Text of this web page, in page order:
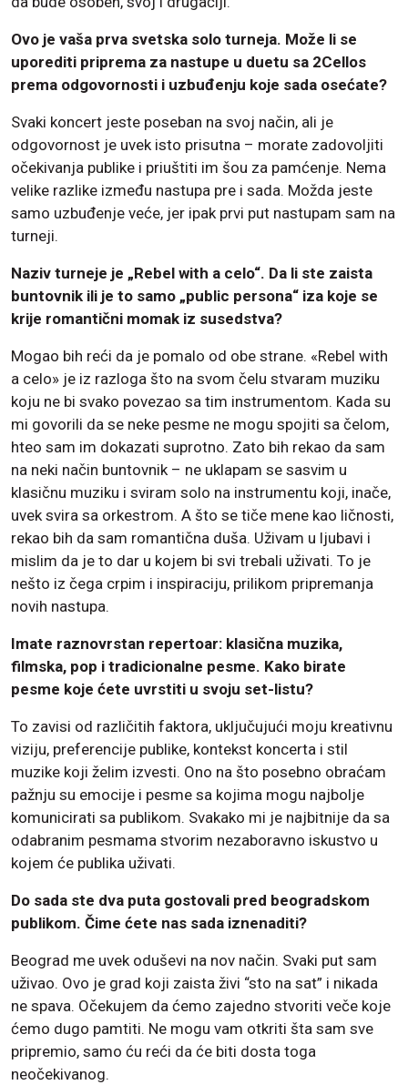
Ovo je vaša prva svetska solo turneja. Može li se
uporediti priprema za nastupe u duetu sa 2Cellos
prema odgovornosti i uzbuđenju koje sada osećate?
Svaki koncert jeste poseban na svoj način, ali je
odgovornost je uvek isto prisutna – morate zadovoljiti
očekivanja publike i priuštiti im šou za pamćenje. Nema
velike razlike između nastupa pre i sada. Možda jeste
samo uzbuđenje veće, jer ipak prvi put nastupam sam na
turneji.
Naziv turneje je „Rebel with a celo“. Da li ste zaista
buntovnik ili je to samo „public persona“ iza koje se
krije romantični momak iz susedstva?
Mogao bih reći da je pomalo od obe strane. «Rebel with
a celo» je iz razloga što na svom čelu stvaram muziku
koju ne bi svako povezao sa tim instrumentom. Kada su
mi govorili da se neke pesme ne mogu spojiti sa čelom,
hteo sam im dokazati suprotno. Zato bih rekao da sam
na neki način buntovnik – ne uklapam se sasvim u
klasičnu muziku i sviram solo na instrumentu koji, inače,
uvek svira sa orkestrom. A što se tiče mene kao ličnosti,
rekao bih da sam romantična duša. Uživam u ljubavi i
mislim da je to dar u kojem bi svi trebali uživati. To je
nešto iz čega crpim i inspiraciju, prilikom pripremanja
novih nastupa.
Imate raznovrstan repertoar: klasična muzika,
filmska, pop i tradicionalne pesme. Kako birate
pesme koje ćete uvrstiti u svoju set-listu?
To zavisi od različitih faktora, uključujući moju kreativnu
viziju, preferencije publike, kontekst koncerta i stil
muzike koji želim izvesti. Ono na što posebno obraćam
pažnju su emocije i pesme sa kojima mogu najbolje
komunicirati sa publikom. Svakako mi je najbitnije da sa
odabranim pesmama stvorim nezaboravno iskustvo u
kojem će publika uživati.
Do sada ste dva puta gostovali pred beogradskom
publikom. Čime ćete nas sada iznenaditi?
Beograd me uvek oduševi na nov način. Svaki put sam
uživao. Ovo je grad koji zaista živi “sto na sat” i nikada
ne spava. Očekujem da ćemo zajedno stvoriti veče koje
ćemo dugo pamtiti. Ne mogu vam otkriti šta sam sve
pripremio, samo ću reći da će biti dosta toga
neočekivanog.